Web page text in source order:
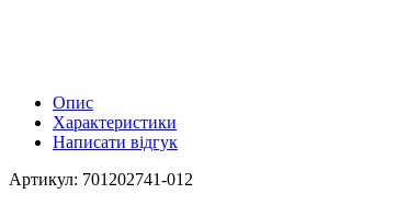
Опис
Характеристики
Написати відгук
Артикул: 701202741-012